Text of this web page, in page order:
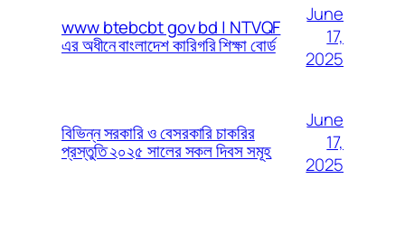
www btebcbt gov bd | NTVQF
এর অধীনে বাংলাদেশ কারিগরি শিক্ষা বোর্ড
June
17,
2025
বিভিন্ন সরকারি ও বেসরকারি চাকরির
প্রস্তুতি ২০২৫ সালের সকল দিবস সমূহ
June
17,
2025